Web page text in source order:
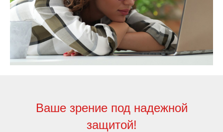
Ваше зрение под надежной
защитой!